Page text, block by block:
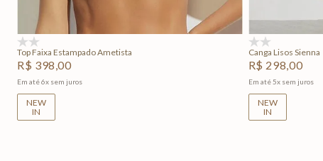
Top Faixa Estampado Ametista
R$ 398,00
Em até6x sem juros
NEW
IN
Canga Lisos Sienna
R$ 298,00
Em até 5x sem juros
NEW
IN